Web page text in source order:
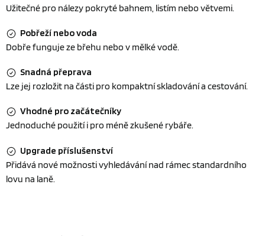
Užitečné pro nálezy pokryté bahnem, listím nebo větvemi.
Pobřeží nebo voda
Dobře funguje ze břehu nebo v mělké vodě.
Snadná přeprava
Lze jej rozložit na části pro kompaktní skladování a cestování.
Vhodné pro začátečníky
Jednoduché použití i pro méně zkušené rybáře.
Upgrade příslušenství
Přidává nové možnosti vyhledávání nad rámec standardního
lovu na laně.